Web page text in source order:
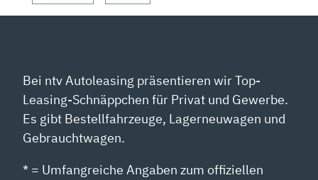
Bei ntv Autoleasing präsentieren wir Top-
Leasing-Schnäppchen für Privat und Gewerbe.
Es gibt Bestellfahrzeuge, Lagerneuwagen und
Gebrauchtwagen.
* = Umfangreiche Angaben zum offiziellen